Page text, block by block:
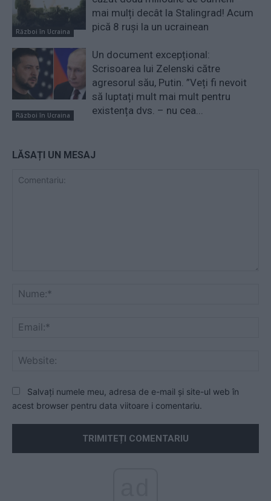
Război în Ucraina
mai mulți decât la Stalingrad! Acum
pică 8 ruși la un ucrainean
Război în Ucraina
Un document excepțional:
Scrisoarea lui Zelenski către
agresorul său, Putin. ”Veți fi nevoit
să luptați mult mai mult pentru
existența dvs. – nu cea...
LĂSAȚI UN MESAJ
Salvați numele meu, adresa de e-mail și site-ul web în
acest browser pentru data viitoare i comentariu.